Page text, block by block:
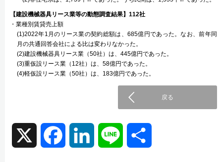
【建設機械器具リース業等の動態調査結果】112社
・業種別賃貸売上額
(1)2022年1月のリース業の契約総額は、685億円であった。なお、前年同
月の共通回答会社による比は変わりなかった。
(2)建設機械器具リース業（50社）は、445億円であった。
(3)重仮設リース業（12社）は、58億円であった。
(4)軽仮設リース業（50社）は、183億円であった。
戻る